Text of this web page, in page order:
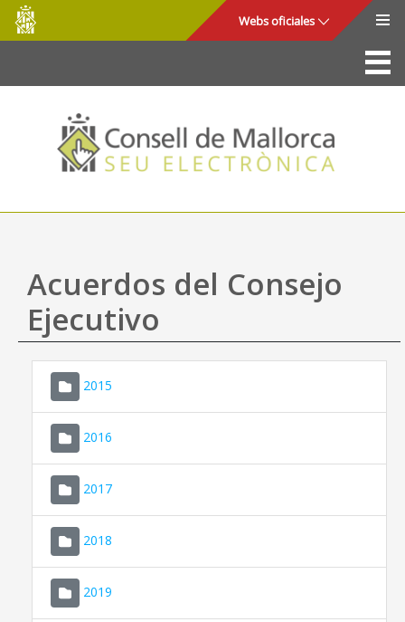
Saltar al contenido principal
Consell
de
Mallorca
Webs oficiales
La Sede
Consejo de Mallorca
Acceso y seguridad
Utilidades
Mapa web
Ayuda
Acuerdos del Consejo
Ejecutivo
2015
2016
2017
2018
2019